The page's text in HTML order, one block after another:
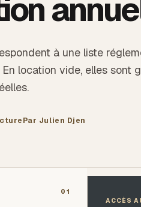
à une liste
location vide, elles
Par Julien Djen
01
ACCÈS